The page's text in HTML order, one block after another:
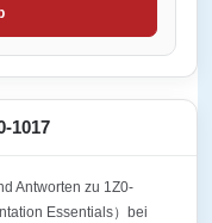
1017
Antworten zu 1Z0-
Essentials）bei